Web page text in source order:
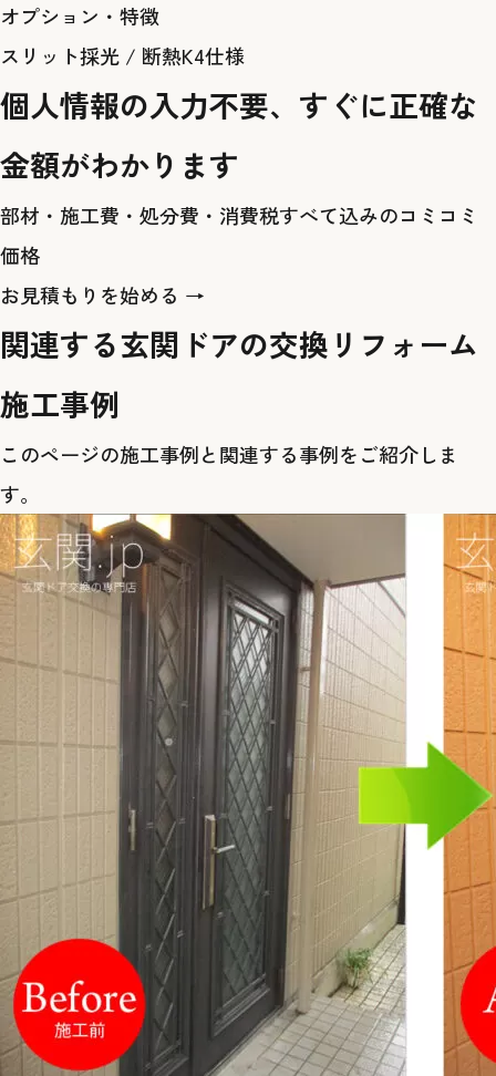
オプション・特徴
スリット採光 / 断熱K4仕様
個人情報の入力不要、すぐに正確な
金額がわかります
部材・施工費・処分費・消費税すべて込みのコミコミ
価格
お見積もりを始める →
関連する玄関ドアの交換リフォーム
施工事例
このページの施工事例と関連する事例をご紹介しま
す。